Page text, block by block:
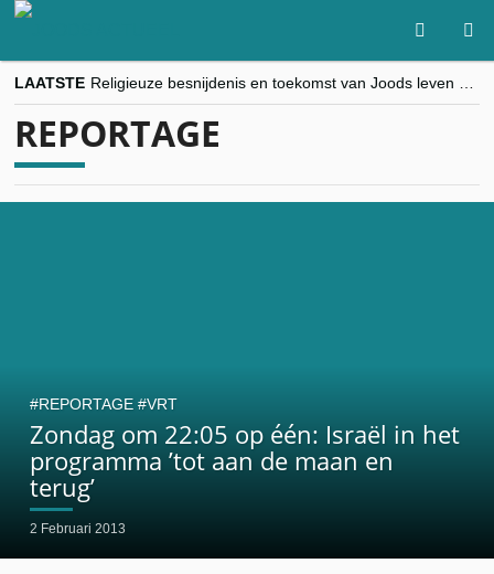
LAATSTE
“Besnijdenisdebat toont hoe moeilijk seculiere Westen minderheden begrijpt”, Jinnih Beels (Vooruit)
REPORTAGE
Zondag om 22:05 op één: Israël in het
programma ’tot aan de maan en
terug’
2 Februari 2013
REPORTAGE VRT